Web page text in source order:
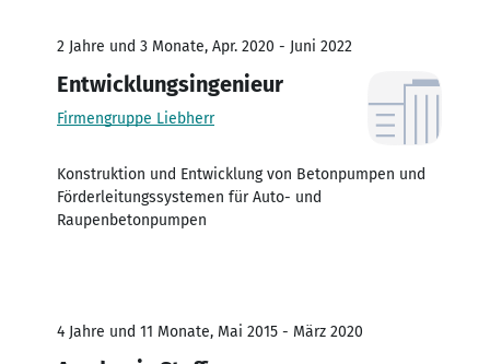
2 Jahre und 3 Monate, Apr. 2020 - Juni 2022
Entwicklungsingenieur
Firmengruppe Liebherr
Konstruktion und Entwicklung von Betonpumpen und
Förderleitungssystemen für Auto- und
Raupenbetonpumpen
4 Jahre und 11 Monate, Mai 2015 - März 2020